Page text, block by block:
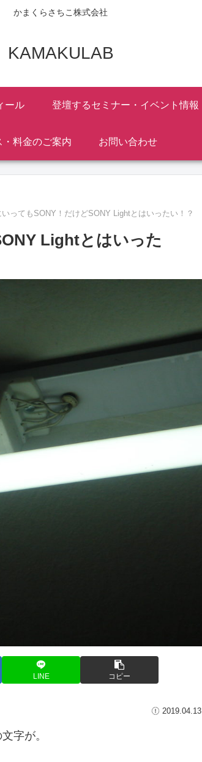
かまくらさちこ株式会社
KAMAKULAB
ール 登壇するセミナー・イベント情報
・料金のご案内 お問い合わせ
ってもSONY！だけどSONY Lightとはいったい！？
Lightとはいった
LINE コピー
2019.04.13
字が。